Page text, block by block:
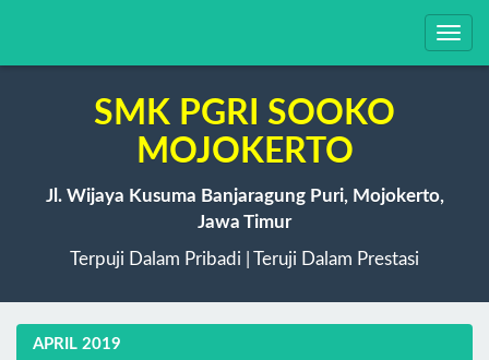
SMK PGRI SOOKO
MOJOKERTO
Jl. Wijaya Kusuma Banjaragung Puri, Mojokerto,
Jawa Timur
Terpuji Dalam Pribadi | Teruji Dalam Prestasi
APRIL 2019